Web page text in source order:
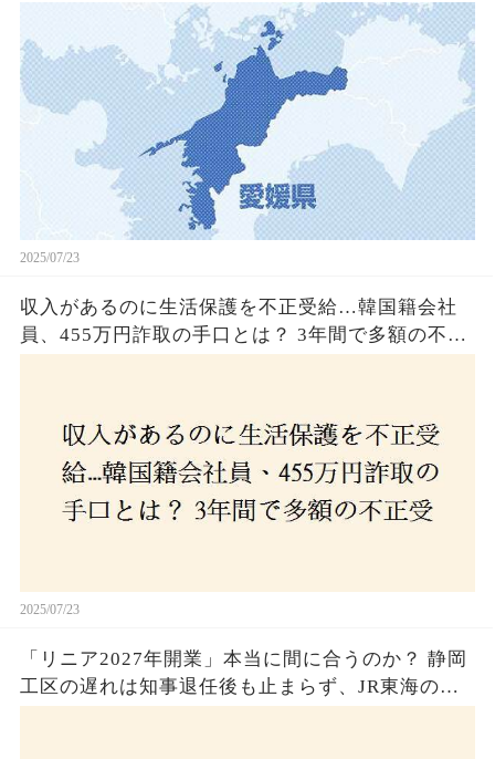
2025/07/23
収入があるのに生活保護を不正受給…韓国籍会社
員、455万円詐取の手口とは？ 3年間で多額の不正
2025/07/23
「リニア2027年開業」本当に間に合うのか？ 静岡
工区の遅れは知事退任後も止まらず、JR東海のず